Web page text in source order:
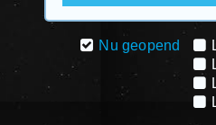
Nu geopend